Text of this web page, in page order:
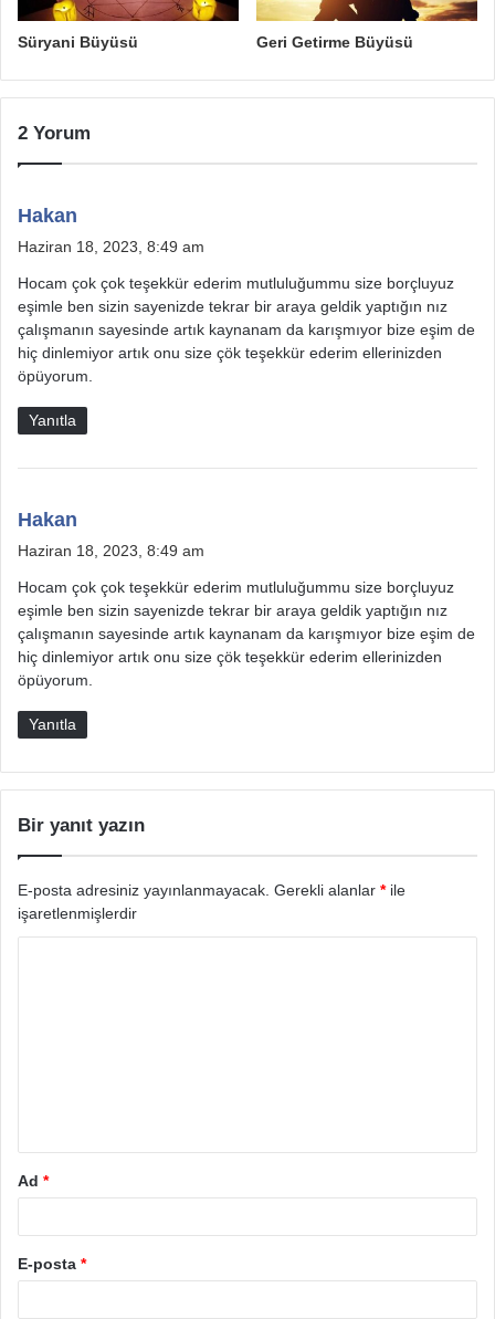
Süryani Büyüsü Geri Getirme Büyüsü
2 Yorum
Hakan
e
i
i
:
Haziran 18, 2023, 8:49 am
Hocam çok çok teşekkür ederim mutluluğummu size borçluyuz
eşimle ben sizin sayenizde tekrar bir araya geldik yaptığın nız
çalışmanın sayesinde artık kaynanam da karışmıyor bize eşim de
hiç dinlemiyor artık onu size çök teşekkür ederim ellerinizden
öpüyorum.
Yanıtla
Hakan
e
i
i
:
Haziran 18, 2023, 8:49 am
Hocam çok çok teşekkür ederim mutluluğummu size borçluyuz
eşimle ben sizin sayenizde tekrar bir araya geldik yaptığın nız
çalışmanın sayesinde artık kaynanam da karışmıyor bize eşim de
hiç dinlemiyor artık onu size çök teşekkür ederim ellerinizden
öpüyorum.
Yanıtla
Bir yanıt yazın
E-posta adresiniz yayınlanmayacak. Gerekli alanlar *ile
işaretlenmişlerdir
Ad *
E-posta *